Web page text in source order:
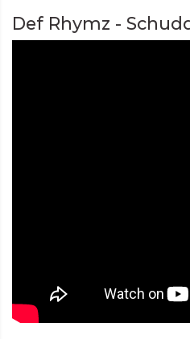
Def Rhymz -